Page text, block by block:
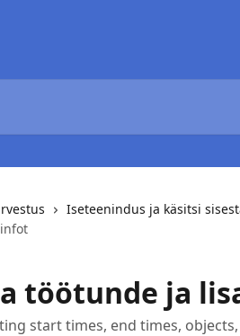
Iseteenindus ja käsitsi
töötunde ja
start times, end times,